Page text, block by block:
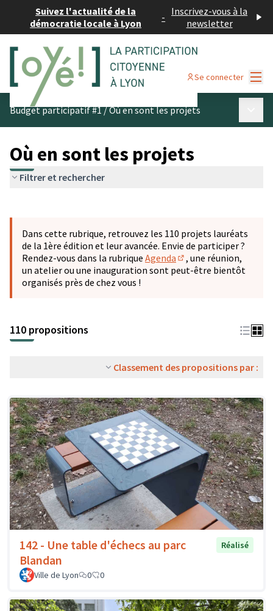
Suivez l'actualité de la
démocratie locale à Lyon
- Inscrivez-vous à la
newsletter
Se connecter
Budget participatif #1/Où en sont les projets
Où en sont les projets
Filtrer et rechercher
−
Dans cette rubrique, retrouvez les 110 projets lauréats
de la 1ère édition et leur avancée. Envie de participer ?
Rendez-vous dans la rubrique Agenda
(S'ouvre dans un
, une réunion,
un atelier ou une inauguration sont peut-être bientôt
organisés près de chez vous !
110 propositions
Classement des propositions par :
142 - Une table d'échecs au parc
Blandan
Réalisé
Ville de Lyon 0 0